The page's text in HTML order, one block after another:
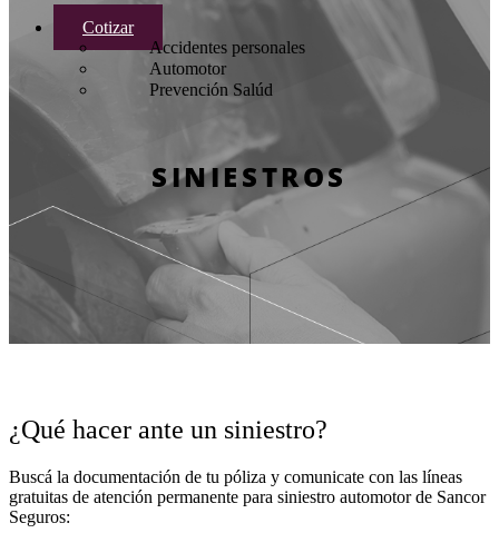
Cotizar
Accidentes personales
Automotor
Prevención Salúd
SINIESTROS
¿Qué hacer ante un siniestro?
Buscá la documentación de tu póliza y comunicate con las líneas
gratuitas de atención permanente para siniestro automotor de Sancor
Seguros: